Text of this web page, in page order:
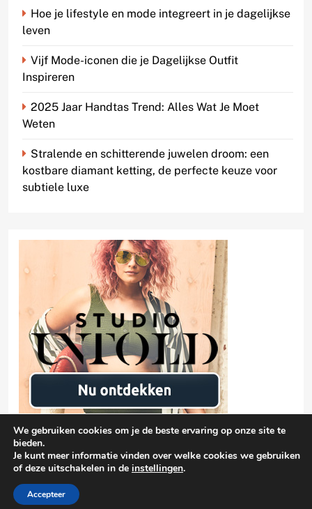
Hoe je lifestyle en mode integreert in je dagelijkse
leven
Vijf Mode-iconen die je Dagelijkse Outfit
Inspireren
2025 Jaar Handtas Trend: Alles Wat Je Moet
Weten
Stralende en schitterende juwelen droom: een
kostbare diamant ketting, de perfecte keuze voor
subtiele luxe
damen-mode.net 2026 |
We gebruiken cookies om je de beste ervaring op onze site te
bieden.
Je kunt meer informatie vinden over welke cookies we gebruiken
of deze uitschakelen in de instellingen.
Accepteer